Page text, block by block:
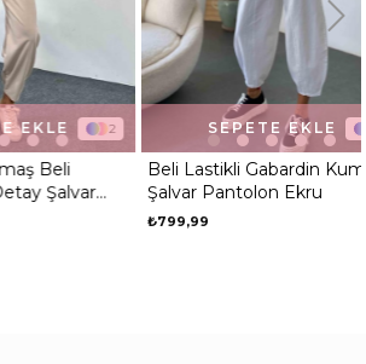
2
Beli Lastikli Gabardin Kumaş
Şalvar Pantolon Ekru
₺799,99
SEPETE EKLE